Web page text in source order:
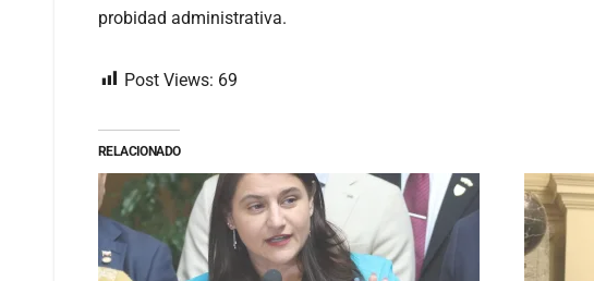
probidad administrativa.
Post Views: 69
RELACIONADO